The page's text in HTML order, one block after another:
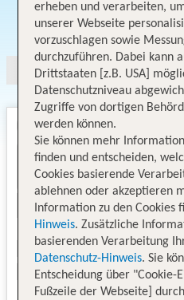
erheben und verarbeiten,
unserer Webseite
vorzuschlagen sowie
durchzuführen. Dabei kann
Drittstaaten [z.B. USA]
Datenschutzniveau
Zugriffe von dortigen
werden können.
Sie können mehr
finden und entscheiden,
Cookies basierende
ablehnen oder akzeptieren
Information zu den Cookies
Hinweis. Zusätzliche
basierenden Verarbeitung
Datenschutz-Hinweis. Sie
Entscheidung über "Cookie-
Fußzeile der Webseite]